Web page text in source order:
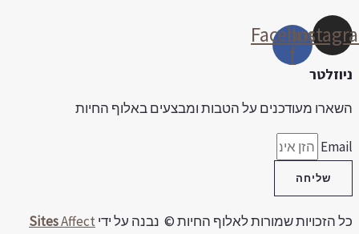
Facebook-
f
מעודכנים על הטבות ומבצעים באלוף החיות
שליחה
הזכויות שמורות לאלוף החיות © נבנה על ידי SitesAffect